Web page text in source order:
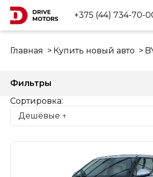
+375 (44) 734-70-
Главная Купить новый авто
Фильтры
Сортировка: